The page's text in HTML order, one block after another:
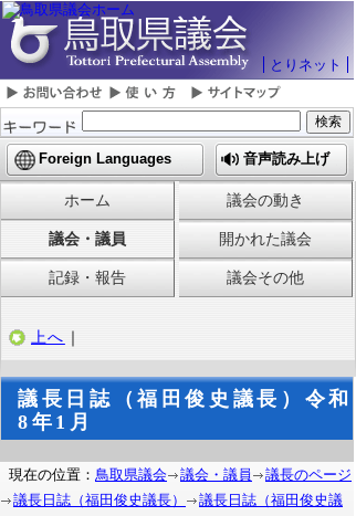
とりネット
Foreign Languages 音声読み上げ
ホーム 議会の動き
議会・議員 開かれた議会
記録・報告 議会その他
上へ ｜
議長日誌（福田俊史議長）令和
8年1月
現在の位置： 鳥取県議会 議会・議員
議長のページ
議長日誌（福田俊史議長）
議長日誌（福田俊史議